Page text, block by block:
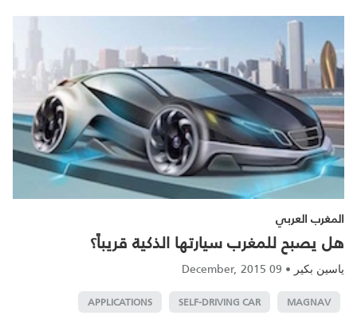
المغرب العربي
هل يصبح للمغرب سيارتها الذكية قريباً؟
ياسين بكير •
09 December, 2015
MAGNAV
SELF-DRIVING CAR
APPLICATIONS